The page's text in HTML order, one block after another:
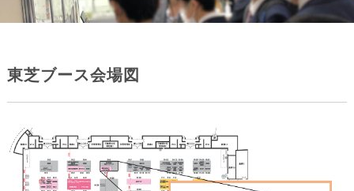
東芝ブース会場図